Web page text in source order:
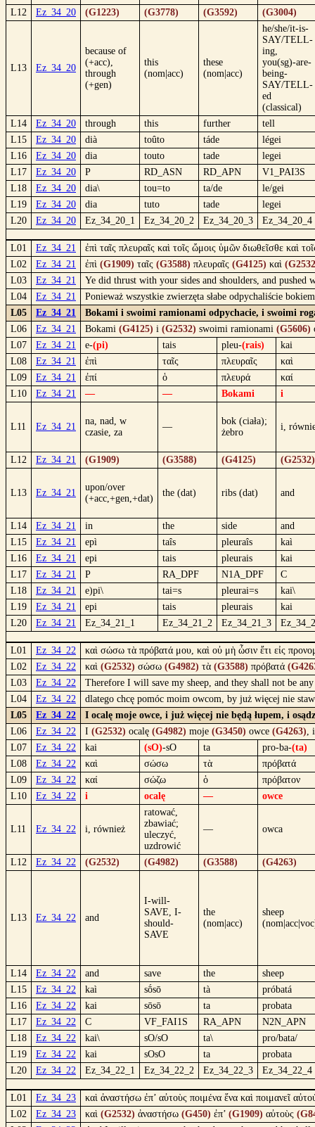
L12 Ez_34_20 (G1223) (G3778) (G3592) (G3004)
L13 Ez_34_20
because of
(+acc),
through
(+gen)
this
(nom|acc)
these
(nom|acc)
he/she/it-is-
SAY/TELL-
ing,
you(sg)-are-
being-
SAY/TELL-
ed
(classical)
L14
Ez_34_20 through this further
tell
L15
Ez_34_20 dià toûto táde
légei
L16
Ez_34_20 dia touto tade
legei
L17
Ez_34_20 P RD_ASN RD_APN
V1_PAI3S
L18
Ez_34_20 dia\ tou=to ta/de
le/gei
L19
Ez_34_20 dia tuto tade
legei
L20
Ez_34_20 Ez_34_20_1 Ez_34_20_2 Ez_34_20_3 Ez_34_20_4
L01 Ez_34_21
ἐπὶ ταῖς πλευραῖς καὶ τοῖς ὤμοις ὑμῶν διωθεῖσθε καὶ
L02
Ez_34_21 ἐπὶ (G1909) ταῖς (G3588) πλευραῖς (G4125) καὶ
L03
Ez_34_21
Ye did thrust with your sides and shoulders, and
L04
Ez_34_21
Ponieważ wszystkie zwierzęta słabe odpychaliście
L05
Ez_34_21
Bokami i swoimi ramionami odpychacie, i swoimi
L06
Ez_34_21 Bokami (G4125) i (G2532) swoimi ramionami (G5606)
L07
Ez_34_21 e-(pi) tais pleu-(rais)
kai
L08
Ez_34_21 ἐπὶ ταῖς πλευραῖς
καὶ
L09
Ez_34_21 ἐπί ὁ πλευρά
καί
L10
Ez_34_21 — — Bokami i
L11 Ez_34_21
na, nad, w
czasie, za
—
bok (ciała);
żebro
i,
L12 Ez_34_21 (G1909) (G3588) (G4125) (G2532)
L13 Ez_34_21
upon/over
(+acc,+gen,+dat)
the (dat) ribs (dat) and
L14 Ez_34_21 in the side
and
L15
Ez_34_21 epì taîs pleuraîs
kaì
L16
Ez_34_21 epi tais pleurais
kai
L17
Ez_34_21 P RA_DPF N1A_DPF
C
L18
Ez_34_21 e)pi\ tai=s pleurai=s
kai\
L19
Ez_34_21 epi tais pleurais
kai
L20
Ez_34_21 Ez_34_21_1 Ez_34_21_2 Ez_34_21_3
L01 Ez_34_22
καὶ σώσω τὰ πρόβατά μου, καὶ οὐ μὴ ὦσιν ἔτι εἰς
L02
Ez_34_22 καὶ (G2532) σώσω (G4982) τὰ (G3588) πρόβατά
L03
Ez_34_22
Therefore I will save my sheep, and they shall not be
L04
Ez_34_22
dlatego chcę pomóc moim owcom, by już więcej nie
L05
Ez_34_22
I ocalę moje owce, i już więcej nie będą łupem, i
L06
Ez_34_22 I (G2532) ocalę (G4982) moje (G3450) owce (G4263),
L07
Ez_34_22 kai (sO)-sO ta pro-ba-(ta)
L08
Ez_34_22 καὶ σώσω τὰ
πρόβατά
L09
Ez_34_22 καί σώζω ὁ
πρόβατον
L10
Ez_34_22 i ocalę — owce
L11 Ez_34_22 i, również
ratować,
zbawiać;
uleczyć,
uzdrowić
— owca
L12 Ez_34_22 (G2532) (G4982) (G3588) (G4263)
L13 Ez_34_22 and
I-will-
SAVE, I-
should-
SAVE
the
(nom|acc)
sheep
L14 Ez_34_22 and save the
sheep
L15
Ez_34_22 kaì sṓsō tà
próbatá
L16
Ez_34_22 kai sōsō ta
probata
L17
Ez_34_22 C VF_FAI1S RA_APN
N2N_APN
L18
Ez_34_22 kai\ sO/sO ta\
pro/bata/
L19
Ez_34_22 kai sOsO ta
probata
L20
Ez_34_22 Ez_34_22_1 Ez_34_22_2 Ez_34_22_3 Ez_34_22_4
L01 Ez_34_23
καὶ ἀναστήσω ἐπ’ αὐτοὺς ποιμένα ἕνα καὶ ποιμανεῖ
L02
Ez_34_23 καὶ (G2532) ἀναστήσω (G450) ἐπ’ (G1909) αὐτοὺς